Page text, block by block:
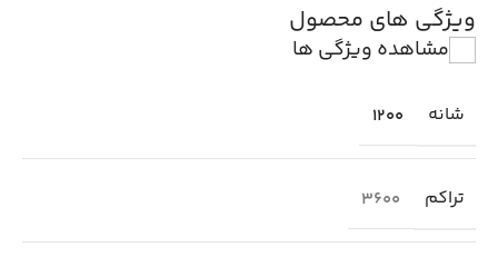
ویژگی های محصول
مشاهده ویژگی ها
شانه 1200
تراکم 3600